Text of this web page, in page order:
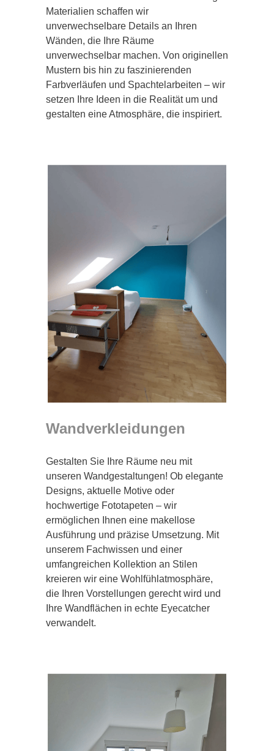
Materialien schaffen wir
unverwechselbare Details an Ihren
Wänden, die Ihre Räume
unverwechselbar machen. Von originellen
Mustern bis hin zu faszinierenden
Farbverläufen und Spachtelarbeiten – wir
setzen Ihre Ideen in die Realität um und
gestalten eine Atmosphäre, die inspiriert.
Wandverkleidungen
Gestalten Sie Ihre Räume neu mit
unseren Wandgestaltungen! Ob elegante
Designs, aktuelle Motive oder
hochwertige Fototapeten – wir
ermöglichen Ihnen eine makellose
Ausführung und präzise Umsetzung. Mit
unserem Fachwissen und einer
umfangreichen Kollektion an Stilen
kreieren wir eine Wohlfühlatmosphäre,
die Ihren Vorstellungen gerecht wird und
Ihre Wandflächen in echte Eyecatcher
verwandelt.